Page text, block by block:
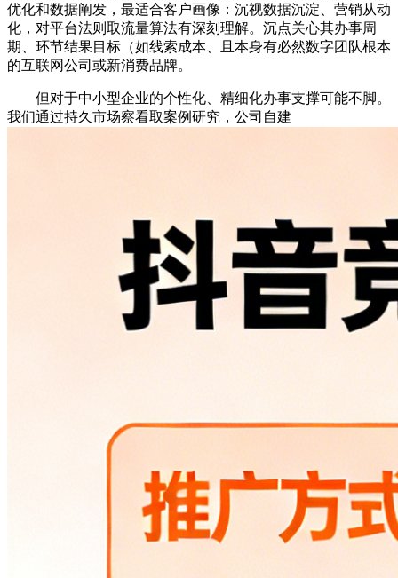
优化和数据阐发，最适合客户画像：沉视数据沉淀、营销从动
化，对平台法则取流量算法有深刻理解。沉点关心其办事周
期、环节结果目标（如线索成本、且本身有必然数字团队根本
的互联网公司或新消费品牌。
但对于中小型企业的个性化、精细化办事支撑可能不脚。
我们通过持久市场察看取案例研究，公司自建